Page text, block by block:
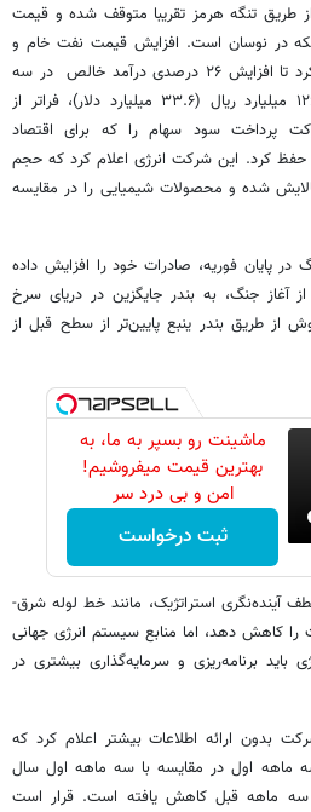
طریق تنگه هرمز تقریبا متوقف شده و قیمت
در هر بشکه در نوسان است. افزایش قیمت نفت خام و
فرآورده‌های نفتی به آرامکو کمک کرد تا افزایش ۲۶ درصدی درآمد خالص در سه‌
ماهه اول را گزارش کند که با ۱۲۶ میلیارد ریال (۳۳.۶ میلیارد دلار)، فراتر از
پرداخت سود سهام را که برای اقتصاد
کرد. این شرکت انرژی اعلام کرد که حجم
شده و محصولات شیمیایی را در مقایسه
پایان فوریه، صادرات خود را افزایش داده
آغاز جنگ، به بندر جایگزین در دریای سرخ
از طریق بندر ینبع پایین‌تر از سطح قبل از
ماشینت رو بسپر به ما، به
بهترین قیمت میفروشیم!
امن و بی درد سر
ثبت درخواست
آینده‌نگری استراتژیک، مانند خط لوله شرق-
را کاهش دهد، اما منابع سیستم انرژی جهانی
برنامه‌ریزی و سرمایه‌گذاری بیشتری در
بدون ارائه اطلاعات بیشتر اعلام کرد که
اول در مقایسه با سه ماهه اول سال
سه‌ ماهه قبل کاهش یافته است. قرار است